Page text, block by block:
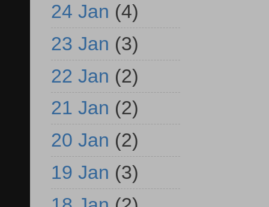
24 Jan (4)
23 Jan (3)
22 Jan (2)
21 Jan (2)
20 Jan (2)
19 Jan (3)